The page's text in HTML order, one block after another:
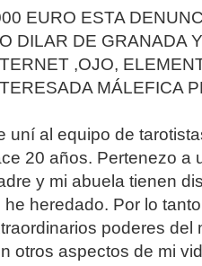
EURO ESTA
DILAR DE GRANADA
,OJO,
MÁLEFICA
uní al equipo de
20 años. Pertenezo a
y mi abuela tienen
he heredado. Por lo
poderes
otros aspectos de mi